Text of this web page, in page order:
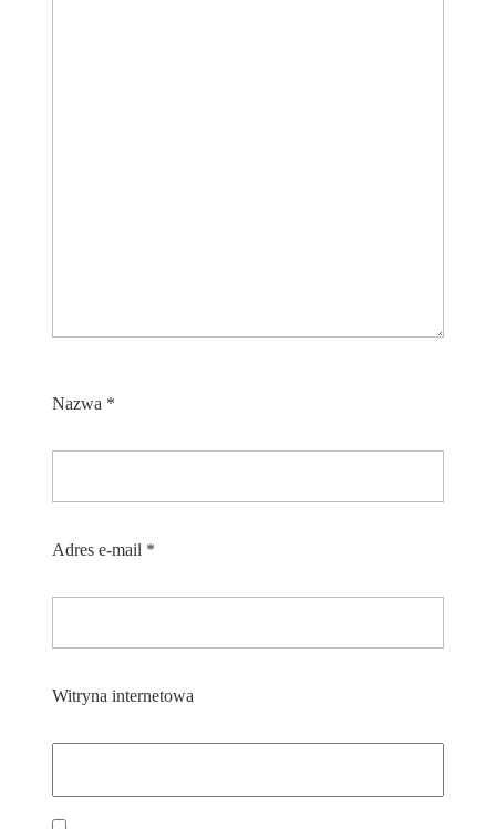
Nazwa *
Adres e-mail *
Witryna internetowa